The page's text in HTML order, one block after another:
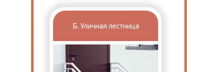
Б. Уличная лестница